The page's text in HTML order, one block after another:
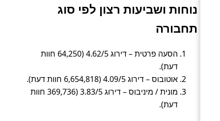
נוחות ושביעות רצון לפי סוג
תחבורה
הסעה פרטית – דירוג 4.62/5 (64,250 חוות
דעת).
אוטובוס – דירוג 4.09/5 (6,654,818 חוות דעת).
מונית / מיניבוס – דירוג 3.83/5 (369,736 חוות
דעת).